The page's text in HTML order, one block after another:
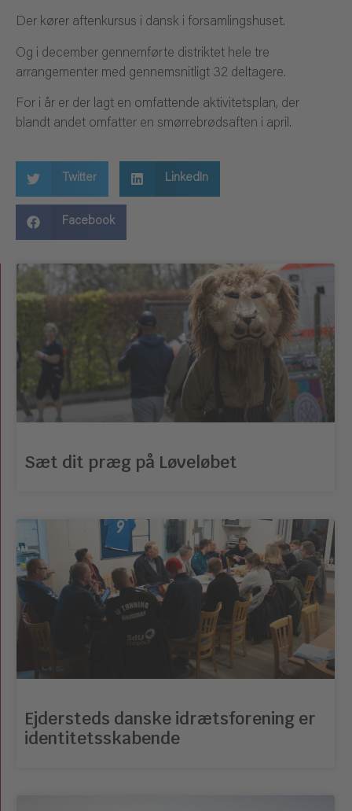
Der kører aftenkursus i dansk i forsamlingshuset.
Og i december gennemførte distriktet hele tre
arrangementer med gennemsnitligt 32 deltagere.
For i år er der lagt en omfattende aktivitetsplan, der
blandt andet omfatter en smørrebrødsaften i april.
Twitter LinkedIn
Facebook
Sæt dit præg på Løveløbet
Ejdersteds danske idrætsforening er
identitetsskabende